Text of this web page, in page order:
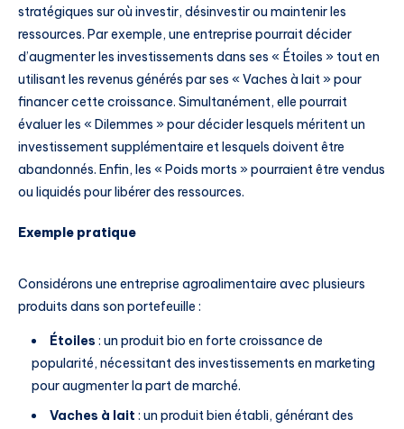
stratégiques sur où investir, désinvestir ou maintenir les
ressources. Par exemple, une entreprise pourrait décider
d’augmenter les investissements dans ses « Étoiles » tout en
utilisant les revenus générés par ses « Vaches à lait » pour
financer cette croissance. Simultanément, elle pourrait
évaluer les « Dilemmes » pour décider lesquels méritent un
investissement supplémentaire et lesquels doivent être
abandonnés. Enfin, les « Poids morts » pourraient être vendus
ou liquidés pour libérer des ressources.
Exemple pratique
Considérons une entreprise agroalimentaire avec plusieurs
produits dans son portefeuille :
Étoiles : un produit bio en forte croissance de
popularité, nécessitant des investissements en marketing
pour augmenter la part de marché.
Vaches à lait : un produit bien établi, générant des